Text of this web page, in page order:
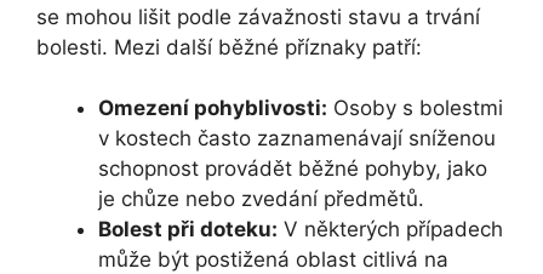
se mohou lišit podle závažnosti stavu a trvání
bolesti. Mezi další běžné příznaky patří:
Omezení pohyblivosti: Osoby s bolestmi
v kostech často zaznamenávají sníženou
schopnost provádět běžné pohyby, jako
je chůze nebo zvedání předmětů.
Bolest při doteku: V některých případech
může být postižená oblast citlivá na